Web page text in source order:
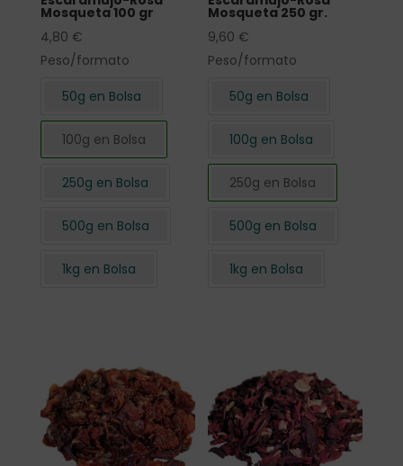
Mosqueta 100 gr
4,80 €
Peso/formato
50g en Bolsa
100g en Bolsa
250g en Bolsa
500g en Bolsa
1kg en Bolsa
Mosqueta 250 gr.
9,60 €
Peso/formato
50g en Bolsa
100g en Bolsa
250g en Bolsa
500g en Bolsa
1kg en Bolsa